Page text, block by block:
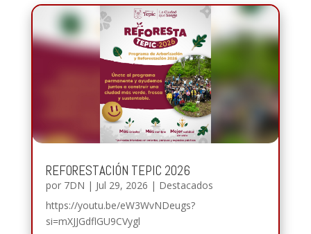
REFORESTACIÓN TEPIC 2026
por 7DN | Jul 29, 2026 | Destacados
https://youtu.be/eW3WvNDeugs?
si=mXJJGdflGU9CVygl